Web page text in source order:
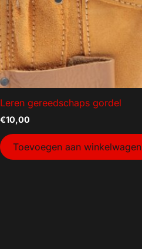
Leren gereedschaps gordel
€10,00
Toevoegen aan winkelwagen